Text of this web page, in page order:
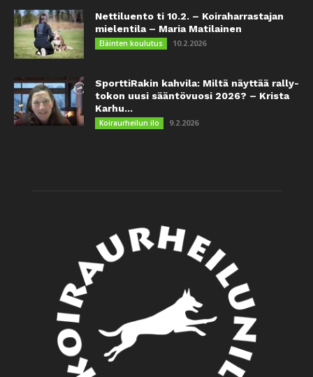
Nettiluento ti 10.2. – Koiraharrastajan
mielentila – Maria Matilainen
Eläinten koulutus 10.2.2026
SporttiRakin kahvila: Miltä näyttää rally-
tokon uusi sääntövuosi 2026? – Krista
Karhu...
Koiraurheilun ilo 9.2.2026